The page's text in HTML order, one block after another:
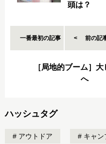
頭は？
一番最初の記事 前の記
［局地的ブーム］
へ
ハッシュタグ
アウトドア キャン